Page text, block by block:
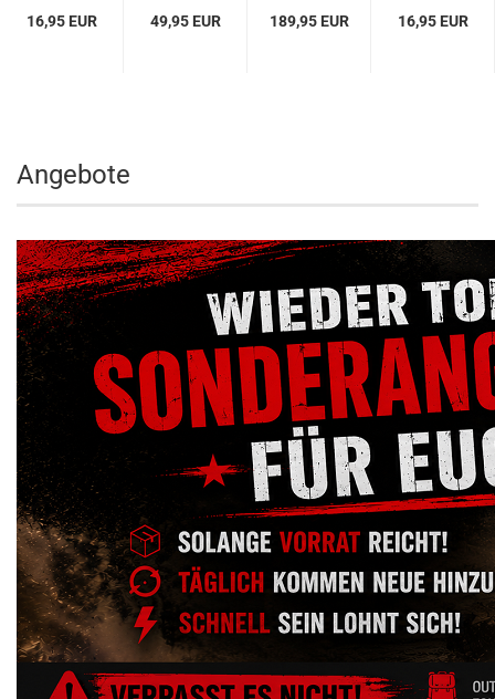
TAN...
16,95 EUR
49,95 EUR
189,95 EUR
16,95 EUR
Angebote